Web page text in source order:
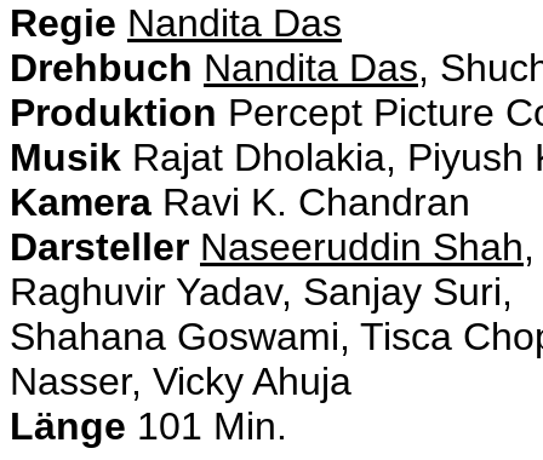
Regie Nandita Das
Drehbuch Nandita Das,
Produktion Percept Picture
Musik Rajat Dholakia, Piyush
Kamera Ravi K. Chandran
Darsteller Naseeruddin Shah
Raghuvir Yadav, Sanjay Suri,
Shahana Goswami, Tisca
Nasser, Vicky Ahuja
Länge 101 Min.